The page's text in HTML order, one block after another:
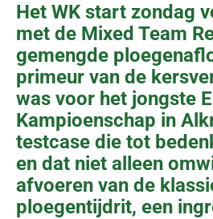
Het WK start zondag
met de Mixed Team
gemengde
primeur van de
was voor het jongste
Kampioenschap in
testcase die tot
en dat niet alleen
afvoeren van de
ploegentijdrit, een